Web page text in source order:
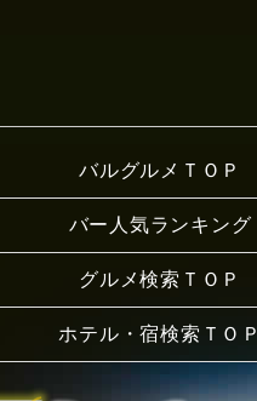
バルグルメＴＯＰ
バー人気ランキング
グルメ検索ＴＯＰ
ホテル・宿検索ＴＯＰ